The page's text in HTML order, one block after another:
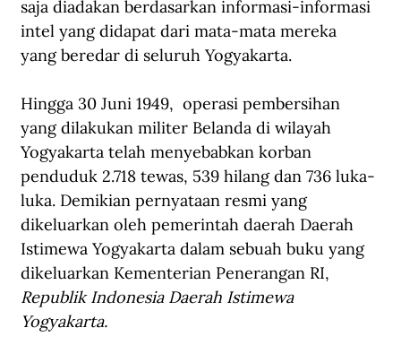
saja diadakan berdasarkan informasi-informasi
intel yang didapat dari mata-mata mereka
yang beredar di seluruh Yogyakarta.
Hingga 30 Juni 1949,  operasi pembersihan
yang dilakukan militer Belanda di wilayah
Yogyakarta telah menyebabkan korban
penduduk 2.718 tewas, 539 hilang dan 736 luka-
luka. Demikian pernyataan resmi yang
dikeluarkan oleh pemerintah daerah Daerah
Istimewa Yogyakarta dalam sebuah buku yang
dikeluarkan Kementerian Penerangan RI,
Republik Indonesia Daerah Istimewa
Yogyakarta.